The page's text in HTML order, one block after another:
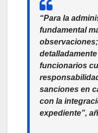
“Para la
fundamental
funcionarios
sanciones en
con la
expediente”,